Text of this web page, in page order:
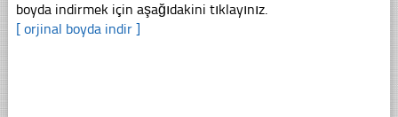
boyda indirmek için aşağıdakini tıklayınız.
[ orjinal boyda indir ]